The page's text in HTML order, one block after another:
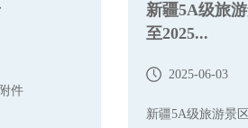
件
新疆5A级旅
至2025...
2025-06-03
新疆5A级旅游景